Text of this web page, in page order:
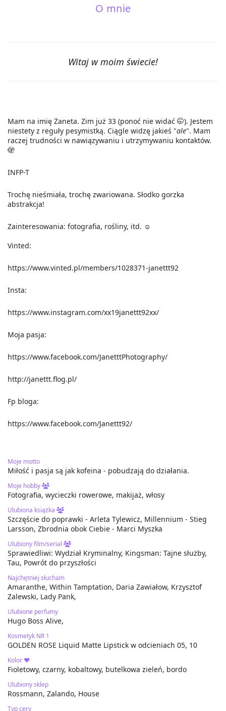
O mnie
Witaj w moim świecie!
Mam na imię Żaneta. Zim już 33 (ponoć nie widać 🤭). Jestem
niestety z reguły pesymistką. Ciągle widzę jakieś "ale". Mam
raczej trudności w nawiązywaniu i utrzymywaniu kontaktów.
🫣
INFP-T
Trochę nieśmiała, trochę zwariowana. Słodko gorzka
abstrakcja!
Zainteresowania: fotografia, rośliny, itd. ☺️
Vinted:
https://www.vinted.pl/members/1028371-janettt92
Insta:
https://www.instagram.com/xx19janettt92xx/
Moja pasja:
https://www.facebook.com/JanetttPhotography/
http://janettt.flog.pl/
Fp bloga:
https://www.facebook.com/Janettt92/
Moje motto
Miłość i pasja są jak kofeina - pobudzają do działania.
Moje hobby
Fotografia, wycieczki rowerowe, makijaż, włosy
Ulubiona książka
Szczęście do poprawki - Arleta Tylewicz, Millennium - Stieg
Larsson, Zbrodnia obok Ciebie - Marci Myszka
Ulubiony film/serial
Sprawiedliwi: Wydział Kryminalny, Kingsman: Tajne służby,
Tau, Powrót do przyszłości
Najchętniej słucham
Amaranthe, Within Tamptation, Daria Zawiałow, Krzysztof
Zalewski, Lady Pank,
Ulubione perfumy
Hugo Boss Alive,
Kosmetyk NR 1
GOLDEN ROSE Liquid Matte Lipstick w odcieniach 05, 10
Kolor ❤
Fioletowy, czarny, kobaltowy, butelkowa zieleń, bordo
Ulubiony sklep
Rossmann, Zalando, House
Typ cery